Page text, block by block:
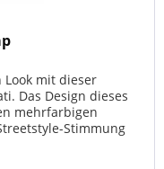
Look mit dieser
Das Design dieses
mehrfarbigen
Stimmung